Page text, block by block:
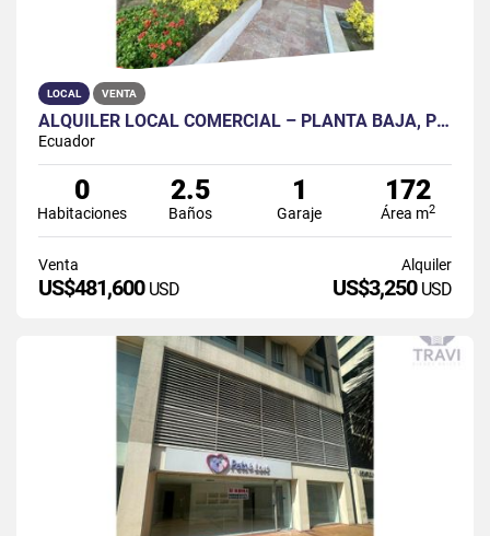
LOCAL VENTA
ALQUILER LOCAL COMERCIAL – PLANTA BAJA, PUERTO SANTA ANA GUAYAQUIL
Ecuador
0
Habitaciones
2.5
Baños
1
Garaje
172
Área m2
Venta
US$481,600 USD
Alquiler
US$3,250 USD